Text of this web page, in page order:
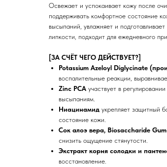
Освежает и успокаивает кожу после
поддерживать комфортное состояние
высыпаний, увлажняет и
липкости, подходит для ежедневного
[ЗА СЧЁТ ЧЕГО ДЕЙСТВУЕТ?]
Potassium Azeloyl Diglycinate
воспалительные реакции,
Zinc PCA участвует в
высыпаниям.
Ниацинамид укрепляет защитный
состояние кожи.
Сок алоэ вера, Biosaccharide
снизить ощущение стянутости.
Экстракт корня солодки и
восстановление.